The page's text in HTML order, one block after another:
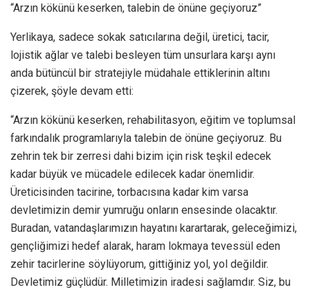
“Arzın kökünü keserken, talebin de önüne geçiyoruz”
Yerlikaya, sadece sokak satıcılarına değil, üretici, tacir,
lojistik ağlar ve talebi besleyen tüm unsurlara karşı aynı
anda bütüncül bir stratejiyle müdahale ettiklerinin altını
çizerek, şöyle devam etti:
“Arzın kökünü keserken, rehabilitasyon, eğitim ve toplumsal
farkındalık programlarıyla talebin de önüne geçiyoruz. Bu
zehrin tek bir zerresi dahi bizim için risk teşkil edecek
kadar büyük ve mücadele edilecek kadar önemlidir.
Üreticisinden tacirine, torbacısına kadar kim varsa
devletimizin demir yumruğu onların ensesinde olacaktır.
Buradan, vatandaşlarımızın hayatını karartarak, geleceğimizi,
gençliğimizi hedef alarak, haram lokmaya tevessül eden
zehir tacirlerine söylüyorum, gittiğiniz yol, yol değildir.
Devletimiz güçlüdür. Milletimizin iradesi sağlamdır. Siz, bu